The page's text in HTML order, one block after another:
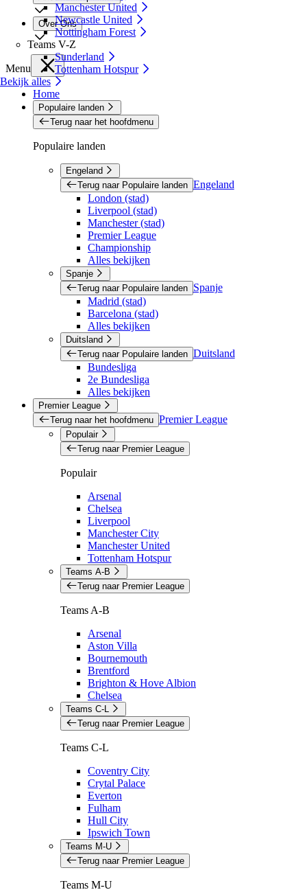
Manchester United
Newcastle United
Nottingham Forest
Teams V-Z
Sunderland
Tottenham Hotspur
Bekijk alles
Over Ons
Menu
Home
Populaire landen
Terug naar het hoofdmenu
Populaire landen
Engeland
Terug naar Populaire landen Engeland
London (stad)
Liverpool (stad)
Manchester (stad)
Premier League
Championship
Alles bekijken
Spanje
Terug naar Populaire landen
Spanje
Madrid (stad)
Barcelona (stad)
Alles bekijken
Duitsland
Terug naar Populaire landen Duitsland
Bundesliga
2e Bundesliga
Alles bekijken
Premier League
Terug naar het hoofdmenu Premier League
Populair
Terug naar Premier League
Populair
Arsenal
Chelsea
Liverpool
Manchester City
Manchester United
Tottenham Hotspur
Teams A-B
Terug naar Premier League
Teams A-B
Arsenal
Aston Villa
Bournemouth
Brentford
Brighton & Hove Albion
Chelsea
Teams C-L
Terug naar Premier League
Teams C-L
Coventry City
Crytal Palace
Everton
Fulham
Hull City
Ipswich Town
Teams M-U
Terug naar Premier League
Teams M-U